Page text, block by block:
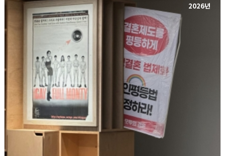
2026년